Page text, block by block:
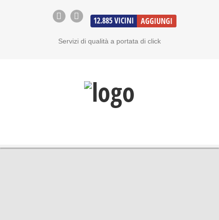
12.885 VICINI AGGIUNGI
Servizi di qualità a portata di click